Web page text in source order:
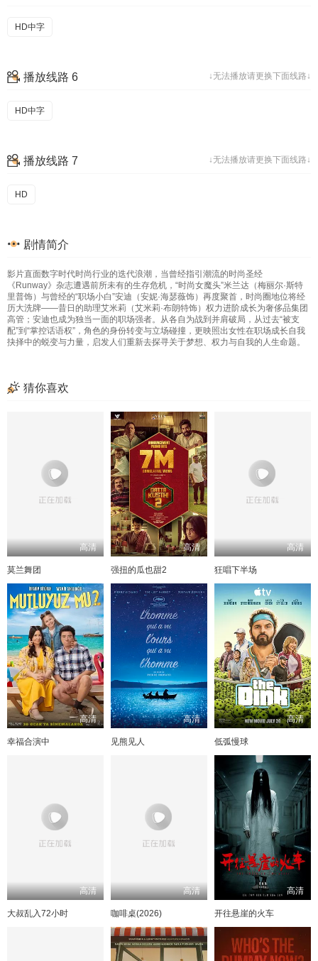
HD中字
↓无法播放请更换下面线路↓
播放线路 6
HD中字
↓无法播放请更换下面线路↓
播放线路 7
HD
剧情简介
影片直面数字时代时尚行业的迭代浪潮，当曾经指引潮流的时尚圣经
《Runway》杂志遭遇前所未有的生存危机，“时尚女魔头”米兰达（梅丽尔·斯特
里普饰）与曾经的“职场小白”安迪（安妮·海瑟薇饰）再度聚首，时尚圈地位将经
历大洗牌——昔日的助理艾米莉（艾米莉·布朗特饰）权力进阶成长为奢侈品集团
高管；安迪也成为独当一面的职场强者。从各自为战到并肩破局，从过去“被支
配”到“掌控话语权”，角色的身份转变与立场碰撞，更映照出女性在职场成长自我
抉择中的蜕变与力量，启发人们重新去探寻关于梦想、权力与自我的人生命题。
猜你喜欢
高清
莫兰舞团
高清
强扭的瓜也甜2
高清
狂唱下半场
高清
幸福合演中
高清
见熊见人
高清
低弧慢球
高清
大叔乱入72小时
高清
咖啡桌(2026)
高清
开往悬崖的火车